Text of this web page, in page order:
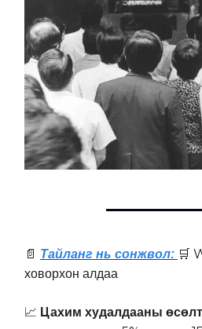
📄 Тайланг нь сонжвол: 🛒
ховорхон алдаа
📈 Цахим худалдааны